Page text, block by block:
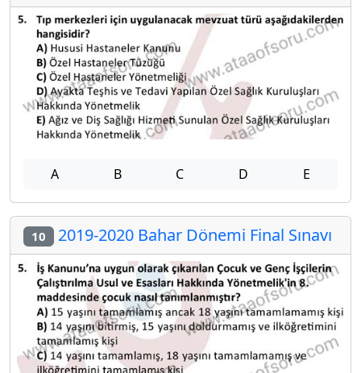
A B C D E
10 2019-2020 Bahar Dönemi Final Sınavı